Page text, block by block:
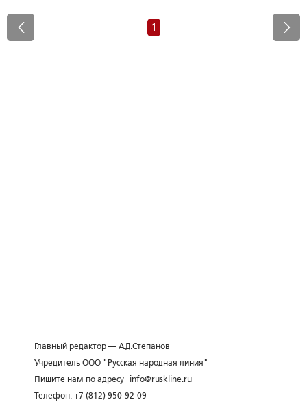
1
Главный редактор — А.Д.Степанов
Учредитель ООО "Русская народная линия"
Пишите нам по адресу
info@ruskline.ru
Телефон: +7 (812) 950-92-09